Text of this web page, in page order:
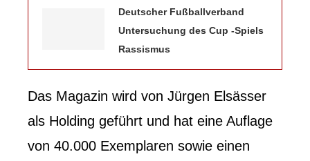
Deutscher Fußballverband
Untersuchung des Cup -Spiels
Rassismus
Das Magazin wird von Jürgen Elsässer
als Holding geführt und hat eine Auflage
von 40.000 Exemplaren sowie einen